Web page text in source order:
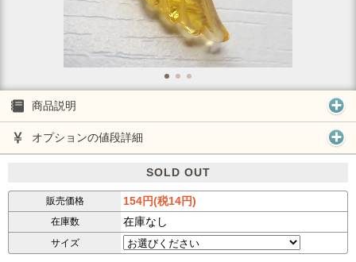
商品説明
オプションの値段詳細
SOLD OUT
販売価格 154円(税14円)
在庫数 在庫なし
サイズ